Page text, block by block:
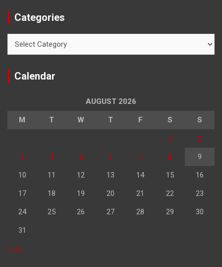
Categories
Calendar
AUGUST 2026
M T W T F S S
1 2
3 4 5 6 7 8 9
10 11 12 13 14 15 16
17 18 19 20 21 22 23
24 25 26 27 28 29 30
31
« Jul